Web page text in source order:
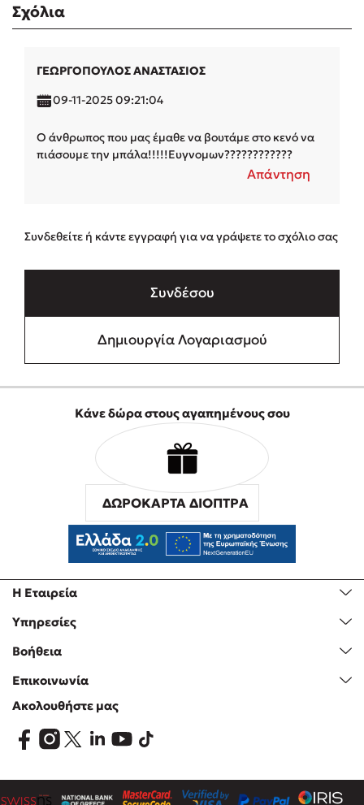
Σχόλια
ΓΕΩΡΓΟΠΟΥΛΟΣ ΑΝΑΣΤΑΣΙΟΣ
09-11-2025 09:21:04
Ο άνθρωπος που μας έμαθε να βουτάμε στο κενό να
πιάσουμε την μπάλα!!!!!Ευγνομων????????????
Απάντηση
Συνδεθείτε ή κάντε εγγραφή για να γράψετε το σχόλιο σας
Συνδέσου
Δημιουργία Λογαριασμού
Η Εταιρεία
Υπηρεσίες
Βοήθεια
Επικοινωνία
Κάνε δώρα στους αγαπημένους σου
ΔΩΡΟΚΑΡΤΑ ΔΙΟΠΤΡΑ
Ακολουθήστε μας